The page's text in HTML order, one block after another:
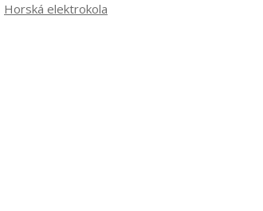
Horská elektrokola